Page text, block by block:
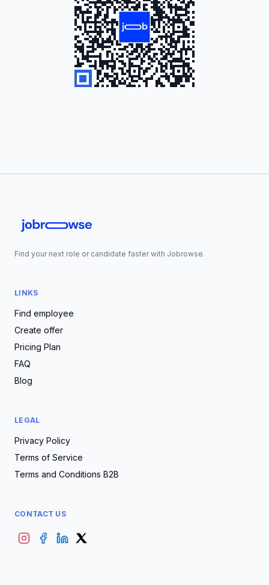
Find your next role or candidate faster with Jobrowse.
LINKS
Find employee
Create offer
Pricing Plan
FAQ
Blog
LEGAL
Privacy Policy
Terms of Service
Terms and Conditions B2B
CONTACT US